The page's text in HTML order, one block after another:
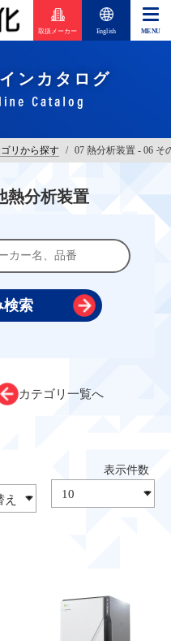
取扱メーカー English
ンカタログ
リから探す / 07 熱分析装置 - 06 そ
熱分析装置
カテゴリ一覧へ